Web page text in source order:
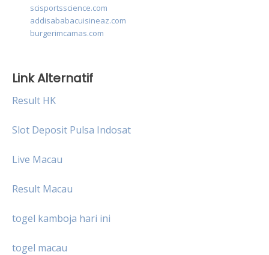
scisportsscience.com
addisababacuisineaz.com
burgerimcamas.com
Link Alternatif
Result HK
Slot Deposit Pulsa Indosat
Live Macau
Result Macau
togel kamboja hari ini
togel macau